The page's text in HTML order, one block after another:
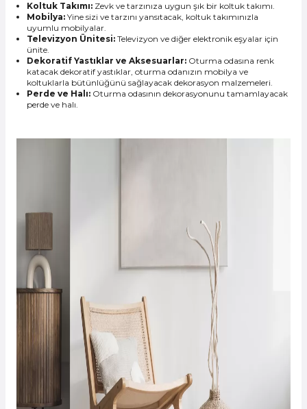
Koltuk Takımı: Zevk ve tarzınıza uygun şık bir koltuk takımı.
Mobilya: Yine sizi ve tarzını yansıtacak, koltuk takımınızla
uyumlu mobilyalar.
Televizyon Ünitesi: Televizyon ve diğer elektronik eşyalar için
ünite.
Dekoratif Yastıklar ve Aksesuarlar: Oturma odasına renk
katacak dekoratif yastıklar, oturma odanızın mobilya ve
koltuklarla bütünlüğünü sağlayacak dekorasyon malzemeleri.
Perde ve Halı: Oturma odasının dekorasyonunu tamamlayacak
perde ve halı.